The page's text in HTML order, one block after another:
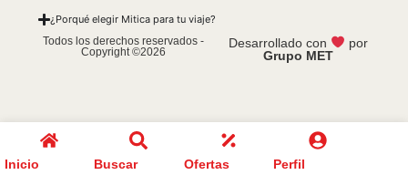
Inicio Buscar Ofertas Perfil
¿Porqué elegir Mitica para tu viaje?
Todos los derechos reservados -
Copyright ©2026
Desarrollado con
por
Grupo MET